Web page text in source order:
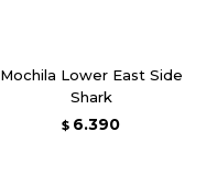
Mochila Lower East Side
Shark
$ 6.390